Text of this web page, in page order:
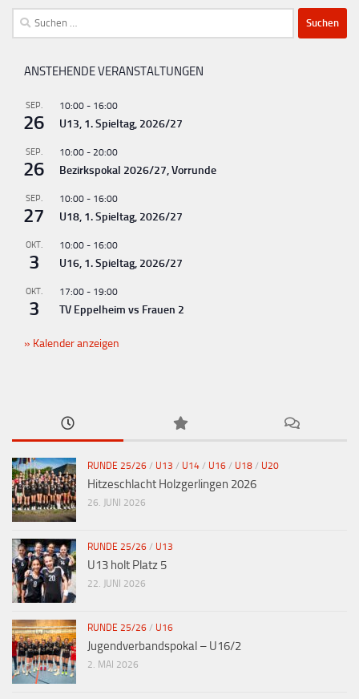
Suchen
nach:
ANSTEHENDE VERANSTALTUNGEN
SEP.
26
10:00 - 16:00
U13, 1. Spieltag, 2026/27
SEP.
26
10:00 - 20:00
Bezirkspokal 2026/27, Vorrunde
SEP.
27
10:00 - 16:00
U18, 1. Spieltag, 2026/27
OKT.
3
10:00 - 16:00
U16, 1. Spieltag, 2026/27
OKT.
3
17:00 - 19:00
TV Eppelheim vs Frauen 2
Kalender anzeigen
RUNDE 25/26 / U13 / U14 / U16 / U18 / U20
Hitzeschlacht Holzgerlingen 2026
26. JUNI 2026
RUNDE 25/26 / U13
U13 holt Platz 5
22. JUNI 2026
RUNDE 25/26 / U16
Jugendverbandspokal – U16/2
2. MAI 2026